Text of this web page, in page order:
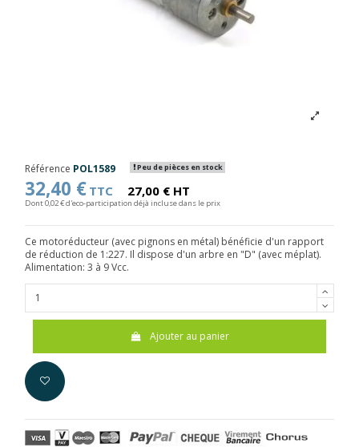
Référence POL1589 Peu de pièces en stock
32,40 € TTC 27,00 € HT
Dont 0,02 € d'eco-participation déjà incluse dans le prix
Ce motoréducteur (avec pignons en métal) bénéficie d'un rapport
de réduction de 1:227. Il dispose d'un arbre en "D" (avec méplat).
Alimentation: 3 à 9 Vcc.
Ajouter au panier